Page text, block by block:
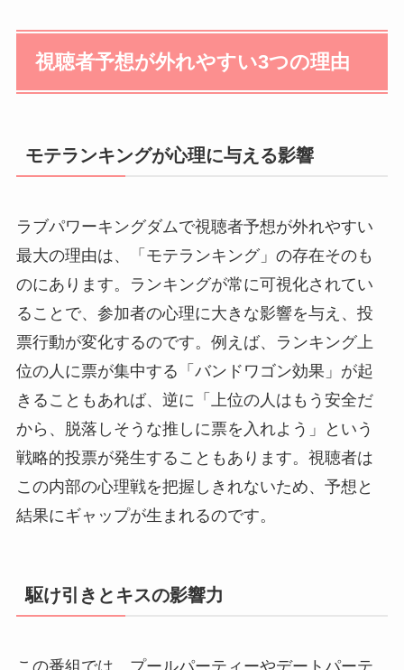
視聴者予想が外れやすい3つの理由
モテランキングが心理に与える影響
ラブパワーキングダムで視聴者予想が外れやすい
最大の理由は、「モテランキング」の存在そのも
のにあります。ランキングが常に可視化されてい
ることで、参加者の心理に大きな影響を与え、投
票行動が変化するのです。例えば、ランキング上
位の人に票が集中する「バンドワゴン効果」が起
きることもあれば、逆に「上位の人はもう安全だ
から、脱落しそうな推しに票を入れよう」という
戦略的投票が発生することもあります。視聴者は
この内部の心理戦を把握しきれないため、予想と
結果にギャップが生まれるのです。
駆け引きとキスの影響力